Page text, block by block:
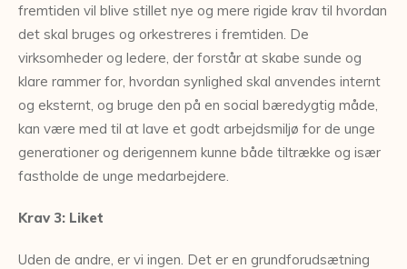
fremtiden vil blive stillet nye og mere rigide krav til hvordan
det skal bruges og orkestreres i fremtiden. De
virksomheder og ledere, der forstår at skabe sunde og
klare rammer for, hvordan synlighed skal anvendes internt
og eksternt, og bruge den på en social bæredygtig måde,
kan være med til at lave et godt arbejdsmiljø for de unge
generationer og derigennem kunne både tiltrække og især
fastholde de unge medarbejdere.
Krav 3: Liket
Uden de andre, er vi ingen. Det er en grundforudsætning